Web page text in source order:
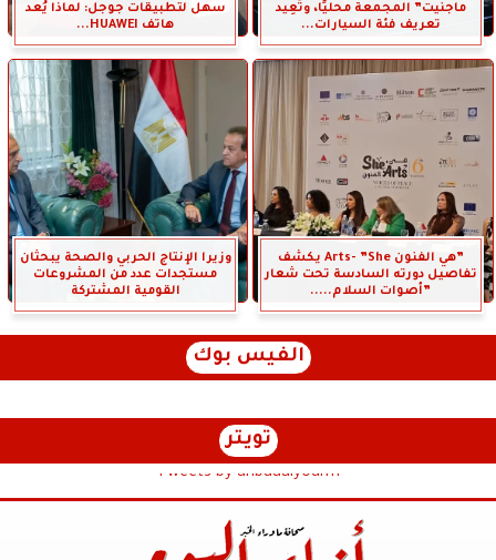
ماجنيت” المجمعة محليًا، وتُعِيد
تعريف فئة السيارات...
سهل لتطبيقات جوجل: لماذا يُعد
هاتف HUAWEI...
”هي الفنون Arts- ”She يكشف
تفاصيل دورته السادسة تحت شعار
”أصوات السلام.....
وزيرا الإنتاج الحربي والصحة يبحثان
مستجدات عدد من المشروعات
القومية المشتركة
الفيس بوك
تويتر
Tweets by anbaaalyoum1